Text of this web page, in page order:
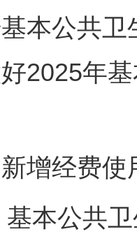
本公共
2025年
经费使
公共卫